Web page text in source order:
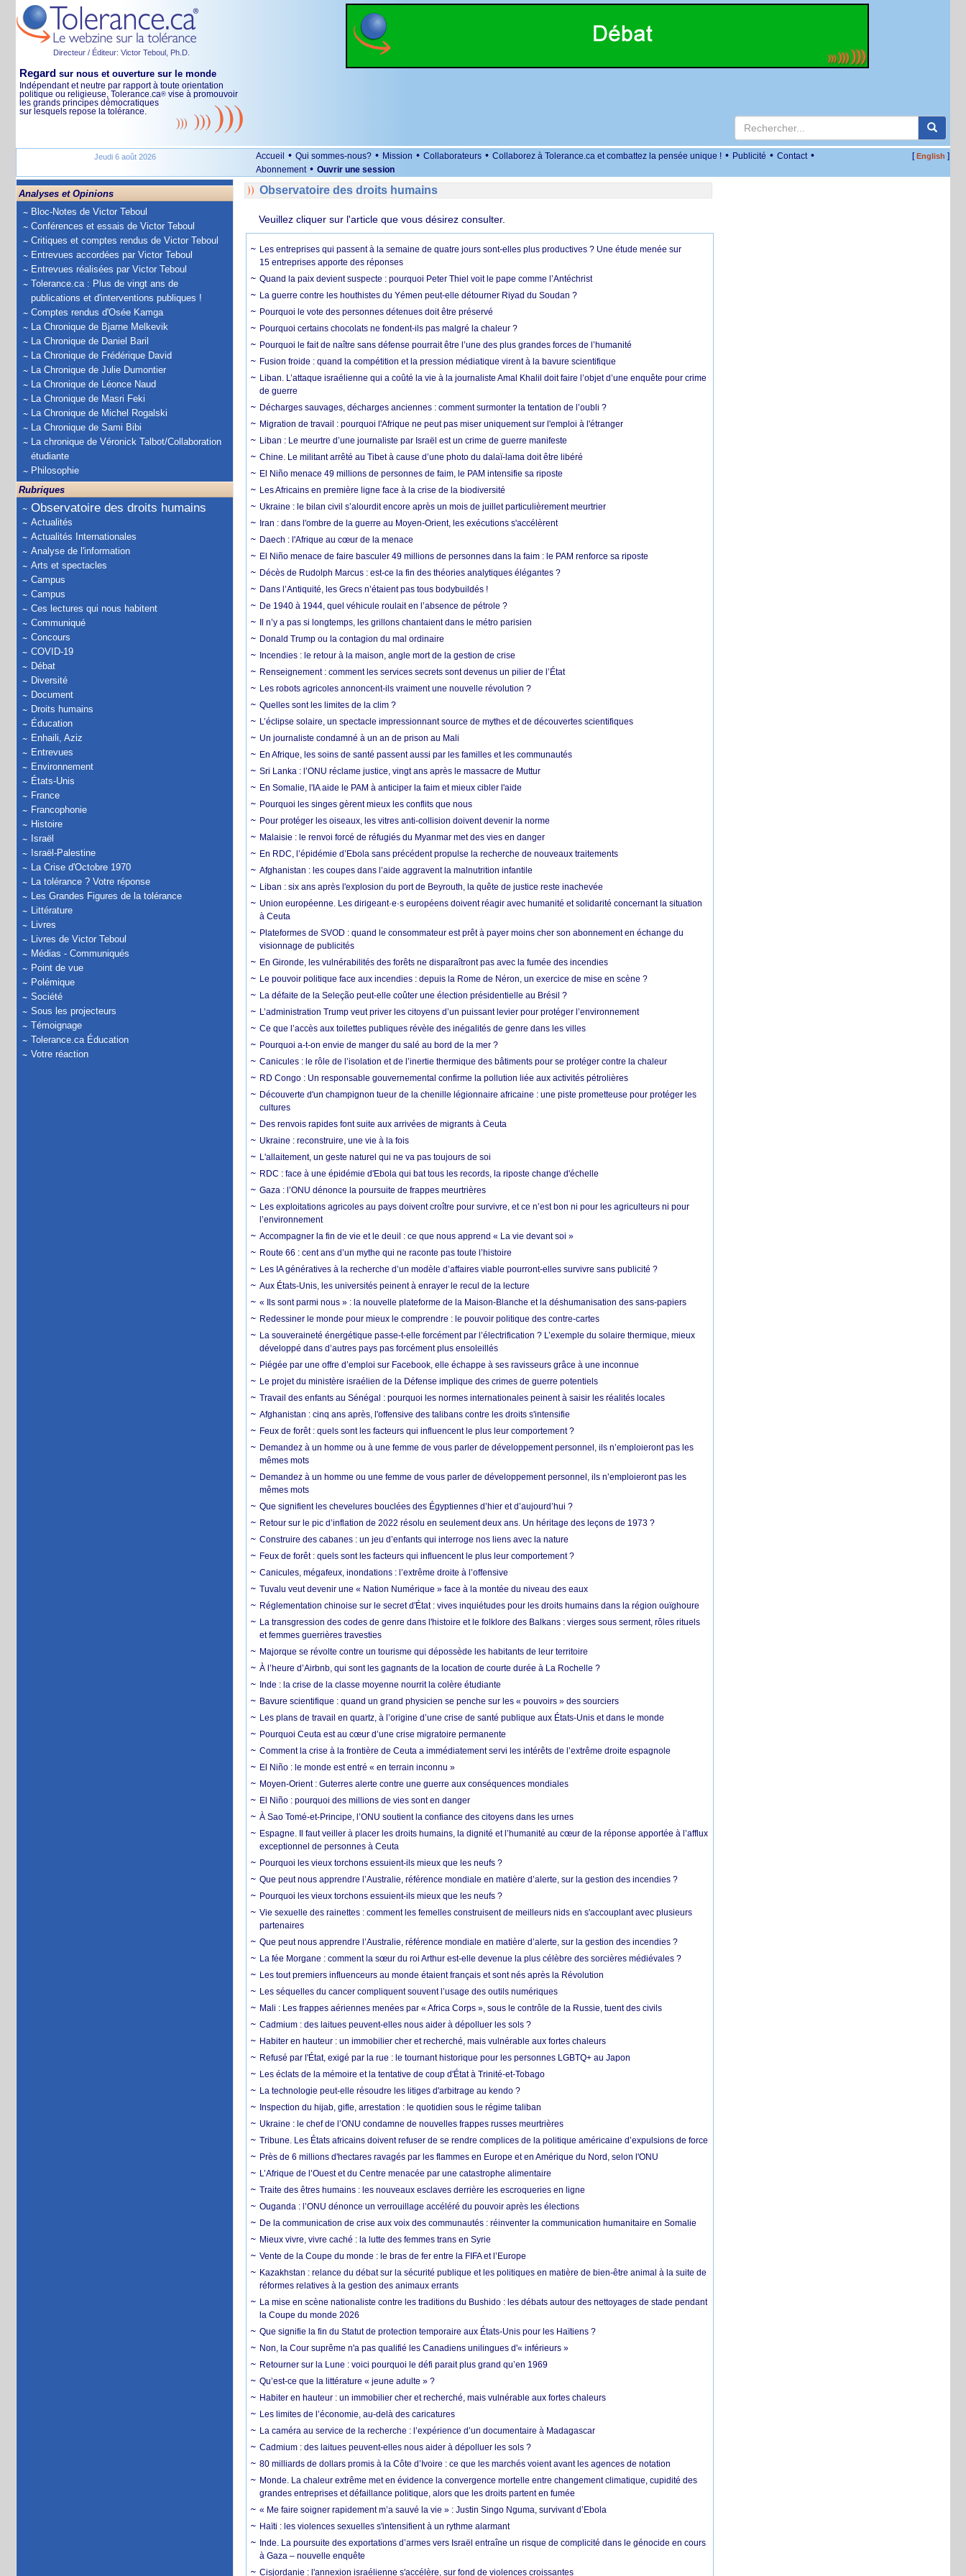
Directeur / Éditeur: Victor Teboul, Ph.D.
Regard sur nous et ouverture sur le monde
Indépendant et neutre par rapport à toute orientation
politique ou religieuse, Tolerance.ca® vise à promouvoir
les grands principes démocratiques
sur lesquels repose la tolérance.
Jeudi 6 août 2026 Accueil • Qui sommes-nous? • Mission • Collaborateurs • Collaborez à Tolerance.ca et combattez la pensée unique ! • Publicité • Contact •
Abonnement • Ouvrir une session
[English ]
Analyses et Opinions
Bloc-Notes de Victor Teboul
Conférences et essais de Victor Teboul
Critiques et comptes rendus de Victor Teboul
Entrevues accordées par Victor Teboul
Entrevues réalisées par Victor Teboul
Tolerance.ca : Plus de vingt ans de
publications et d'interventions publiques !
Comptes rendus d'Osée Kamga
La Chronique de Bjarne Melkevik
La Chronique de Daniel Baril
La Chronique de Frédérique David
La Chronique de Julie Dumontier
La Chronique de Léonce Naud
La Chronique de Masri Feki
La Chronique de Michel Rogalski
La Chronique de Sami Bibi
La chronique de Véronick Talbot/Collaboration
étudiante
Philosophie
Rubriques
Observatoire des droits humains
Actualités
Actualités Internationales
Analyse de l'information
Arts et spectacles
Campus
Campus
Ces lectures qui nous habitent
Communiqué
Concours
COVID-19
Débat
Diversité
Document
Droits humains
Éducation
Enhaili, Aziz
Entrevues
Environnement
États-Unis
France
Francophonie
Histoire
Israël
Israël-Palestine
La Crise d'Octobre 1970
La tolérance ? Votre réponse
Les Grandes Figures de la tolérance
Littérature
Livres
Livres de Victor Teboul
Médias - Communiqués
Point de vue
Polémique
Société
Sous les projecteurs
Témoignage
Tolerance.ca Éducation
Votre réaction
Observatoire des droits humains
Veuillez cliquer sur l'article que vous désirez consulter.
Les entreprises qui passent à la semaine de quatre jours sont-elles plus productives ? Une étude menée sur
15 entreprises apporte des réponses
Quand la paix devient suspecte : pourquoi Peter Thiel voit le pape comme l’Antéchrist
La guerre contre les houthistes du Yémen peut-elle détourner Riyad du Soudan ?
Pourquoi le vote des personnes détenues doit être préservé
Pourquoi certains chocolats ne fondent-ils pas malgré la chaleur ?
Pourquoi le fait de naître sans défense pourrait être l’une des plus grandes forces de l’humanité
Fusion froide : quand la compétition et la pression médiatique virent à la bavure scientifique
Liban. L’attaque israélienne qui a coûté la vie à la journaliste Amal Khalil doit faire l’objet d’une enquête pour crime
de guerre
Décharges sauvages, décharges anciennes : comment surmonter la tentation de l’oubli ?
Migration de travail : pourquoi l'Afrique ne peut pas miser uniquement sur l'emploi à l'étranger
Liban : Le meurtre d’une journaliste par Israël est un crime de guerre manifeste
Chine. Le militant arrêté au Tibet à cause d’une photo du dalaï-lama doit être libéré
El Niño menace 49 millions de personnes de faim, le PAM intensifie sa riposte
Les Africains en première ligne face à la crise de la biodiversité
Ukraine : le bilan civil s’alourdit encore après un mois de juillet particulièrement meurtrier
Iran : dans l'ombre de la guerre au Moyen-Orient, les exécutions s'accélèrent
Daech : l'Afrique au cœur de la menace
El Niño menace de faire basculer 49 millions de personnes dans la faim : le PAM renforce sa riposte
Décès de Rudolph Marcus : est-ce la fin des théories analytiques élégantes ?
Dans l’Antiquité, les Grecs n’étaient pas tous bodybuildés !
De 1940 à 1944, quel véhicule roulait en l’absence de pétrole ?
Il n’y a pas si longtemps, les grillons chantaient dans le métro parisien
Donald Trump ou la contagion du mal ordinaire
Incendies : le retour à la maison, angle mort de la gestion de crise
Renseignement : comment les services secrets sont devenus un pilier de l’État
Les robots agricoles annoncent-ils vraiment une nouvelle révolution ?
Quelles sont les limites de la clim ?
L’éclipse solaire, un spectacle impressionnant source de mythes et de découvertes scientifiques
Un journaliste condamné à un an de prison au Mali
En Afrique, les soins de santé passent aussi par les familles et les communautés
Sri Lanka : l’ONU réclame justice, vingt ans après le massacre de Muttur
En Somalie, l'IA aide le PAM à anticiper la faim et mieux cibler l'aide
Pourquoi les singes gèrent mieux les conflits que nous
Pour protéger les oiseaux, les vitres anti-collision doivent devenir la norme
Malaisie : le renvoi forcé de réfugiés du Myanmar met des vies en danger
En RDC, l’épidémie d’Ebola sans précédent propulse la recherche de nouveaux traitements
Afghanistan : les coupes dans l’aide aggravent la malnutrition infantile
Liban : six ans après l'explosion du port de Beyrouth, la quête de justice reste inachevée
Union européenne. Les dirigeant·e·s européens doivent réagir avec humanité et solidarité concernant la situation
à Ceuta
Plateformes de SVOD : quand le consommateur est prêt à payer moins cher son abonnement en échange du
visionnage de publicités
En Gironde, les vulnérabilités des forêts ne disparaîtront pas avec la fumée des incendies
Le pouvoir politique face aux incendies : depuis la Rome de Néron, un exercice de mise en scène ?
La défaite de la Seleção peut-elle coûter une élection présidentielle au Brésil ?
L’administration Trump veut priver les citoyens d’un puissant levier pour protéger l’environnement
Ce que l’accès aux toilettes publiques révèle des inégalités de genre dans les villes
Pourquoi a-t-on envie de manger du salé au bord de la mer ?
Canicules : le rôle de l’isolation et de l’inertie thermique des bâtiments pour se protéger contre la chaleur
RD Congo : Un responsable gouvernemental confirme la pollution liée aux activités pétrolières
Découverte d'un champignon tueur de la chenille légionnaire africaine : une piste prometteuse pour protéger les
cultures
Des renvois rapides font suite aux arrivées de migrants à Ceuta
Ukraine : reconstruire, une vie à la fois
L'allaitement, un geste naturel qui ne va pas toujours de soi
RDC : face à une épidémie d'Ebola qui bat tous les records, la riposte change d'échelle
Gaza : l’ONU dénonce la poursuite de frappes meurtrières
Les exploitations agricoles au pays doivent croître pour survivre, et ce n’est bon ni pour les agriculteurs ni pour
l’environnement
Accompagner la fin de vie et le deuil : ce que nous apprend « La vie devant soi »
Route 66 : cent ans d’un mythe qui ne raconte pas toute l’histoire
Les IA génératives à la recherche d’un modèle d’affaires viable pourront-elles survivre sans publicité ?
Aux États-Unis, les universités peinent à enrayer le recul de la lecture
« Ils sont parmi nous » : la nouvelle plateforme de la Maison-Blanche et la déshumanisation des sans-papiers
Redessiner le monde pour mieux le comprendre : le pouvoir politique des contre-cartes
La souveraineté énergétique passe-t-elle forcément par l’électrification ? L’exemple du solaire thermique, mieux
développé dans d’autres pays pas forcément plus ensoleillés
Piégée par une offre d’emploi sur Facebook, elle échappe à ses ravisseurs grâce à une inconnue
Le projet du ministère israélien de la Défense implique des crimes de guerre potentiels
Travail des enfants au Sénégal : pourquoi les normes internationales peinent à saisir les réalités locales
Afghanistan : cinq ans après, l'offensive des talibans contre les droits s'intensifie
Feux de forêt : quels sont les facteurs qui influencent le plus leur comportement ?
Demandez à un homme ou à une femme de vous parler de développement personnel, ils n’emploieront pas les
mêmes mots
Demandez à un homme ou une femme de vous parler de développement personnel, ils n’emploieront pas les
mêmes mots
Que signifient les chevelures bouclées des Égyptiennes d’hier et d’aujourd’hui ?
Retour sur le pic d’inflation de 2022 résolu en seulement deux ans. Un héritage des leçons de 1973 ?
Construire des cabanes : un jeu d’enfants qui interroge nos liens avec la nature
Feux de forêt : quels sont les facteurs qui influencent le plus leur comportement ?
Canicules, mégafeux, inondations : l’extrême droite à l’offensive
Tuvalu veut devenir une « Nation Numérique » face à la montée du niveau des eaux
Réglementation chinoise sur le secret d'État : vives inquiétudes pour les droits humains dans la région ouïghoure
La transgression des codes de genre dans l'histoire et le folklore des Balkans : vierges sous serment, rôles rituels
et femmes guerrières travesties
Majorque se révolte contre un tourisme qui dépossède les habitants de leur territoire
À l’heure d’Airbnb, qui sont les gagnants de la location de courte durée à La Rochelle ?
Inde : la crise de la classe moyenne nourrit la colère étudiante
Bavure scientifique : quand un grand physicien se penche sur les « pouvoirs » des sourciers
Les plans de travail en quartz, à l’origine d’une crise de santé publique aux États-Unis et dans le monde
Pourquoi Ceuta est au cœur d’une crise migratoire permanente
Comment la crise à la frontière de Ceuta a immédiatement servi les intérêts de l’extrême droite espagnole
El Niño : le monde est entré « en terrain inconnu »
Moyen-Orient : Guterres alerte contre une guerre aux conséquences mondiales
El Niño : pourquoi des millions de vies sont en danger
À Sao Tomé-et-Principe, l’ONU soutient la confiance des citoyens dans les urnes
Espagne. Il faut veiller à placer les droits humains, la dignité et l’humanité au cœur de la réponse apportée à l’afflux
exceptionnel de personnes à Ceuta
Pourquoi les vieux torchons essuient-ils mieux que les neufs ?
Que peut nous apprendre l’Australie, référence mondiale en matière d’alerte, sur la gestion des incendies ?
Pourquoi les vieux torchons essuient-ils mieux que les neufs ?
Vie sexuelle des rainettes : comment les femelles construisent de meilleurs nids en s'accouplant avec plusieurs
partenaires
Que peut nous apprendre l’Australie, référence mondiale en matière d’alerte, sur la gestion des incendies ?
La fée Morgane : comment la sœur du roi Arthur est-elle devenue la plus célèbre des sorcières médiévales ?
Les tout premiers influenceurs au monde étaient français et sont nés après la Révolution
Les séquelles du cancer compliquent souvent l’usage des outils numériques
Mali : Les frappes aériennes menées par « Africa Corps », sous le contrôle de la Russie, tuent des civils
Cadmium : des laitues peuvent-elles nous aider à dépolluer les sols ?
Habiter en hauteur : un immobilier cher et recherché, mais vulnérable aux fortes chaleurs
Refusé par l'État, exigé par la rue : le tournant historique pour les personnes LGBTQ+ au Japon
Les éclats de la mémoire et la tentative de coup d'État à Trinité-et-Tobago
La technologie peut-elle résoudre les litiges d'arbitrage au kendo ?
Inspection du hijab, gifle, arrestation : le quotidien sous le régime taliban
Ukraine : le chef de l’ONU condamne de nouvelles frappes russes meurtrières
Tribune. Les États africains doivent refuser de se rendre complices de la politique américaine d’expulsions de force
Près de 6 millions d'hectares ravagés par les flammes en Europe et en Amérique du Nord, selon l'ONU
L’Afrique de l’Ouest et du Centre menacée par une catastrophe alimentaire
Traite des êtres humains : les nouveaux esclaves derrière les escroqueries en ligne
Ouganda : l’ONU dénonce un verrouillage accéléré du pouvoir après les élections
De la communication de crise aux voix des communautés : réinventer la communication humanitaire en Somalie
Mieux vivre, vivre caché : la lutte des femmes trans en Syrie
Vente de la Coupe du monde : le bras de fer entre la FIFA et l’Europe
Kazakhstan : relance du débat sur la sécurité publique et les politiques en matière de bien-être animal à la suite de
réformes relatives à la gestion des animaux errants
La mise en scène nationaliste contre les traditions du Bushido : les débats autour des nettoyages de stade pendant
la Coupe du monde 2026
Que signifie la fin du Statut de protection temporaire aux États-Unis pour les Haïtiens ?
Non, la Cour suprême n'a pas qualifié les Canadiens unilingues d'« inférieurs »
Retourner sur la Lune : voici pourquoi le défi parait plus grand qu’en 1969
Qu’est-ce que la littérature « jeune adulte » ?
Habiter en hauteur : un immobilier cher et recherché, mais vulnérable aux fortes chaleurs
Les limites de l’économie, au-delà des caricatures
La caméra au service de la recherche : l’expérience d’un documentaire à Madagascar
Cadmium : des laitues peuvent-elles nous aider à dépolluer les sols ?
80 milliards de dollars promis à la Côte d’Ivoire : ce que les marchés voient avant les agences de notation
Monde. La chaleur extrême met en évidence la convergence mortelle entre changement climatique, cupidité des
grandes entreprises et défaillance politique, alors que les droits partent en fumée
« Me faire soigner rapidement m’a sauvé la vie » : Justin Singo Nguma, survivant d’Ebola
Haïti : les violences sexuelles s'intensifient à un rythme alarmant
Inde. La poursuite des exportations d’armes vers Israël entraîne un risque de complicité dans le génocide en cours
à Gaza – nouvelle enquête
Cisjordanie : l'annexion israélienne s'accélère, sur fond de violences croissantes